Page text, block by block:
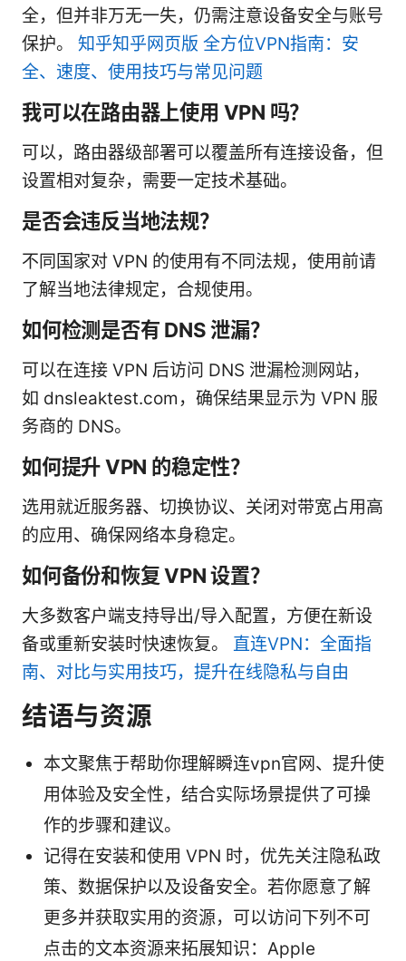
全，但并非万无一失，仍需注意设备安全与账号
保护。 知乎知乎网页版 全方位VPN指南：安
全、速度、使用技巧与常见问题
我可以在路由器上使用 VPN 吗？
可以，路由器级部署可以覆盖所有连接设备，但
设置相对复杂，需要一定技术基础。
是否会违反当地法规？
不同国家对 VPN 的使用有不同法规，使用前请
了解当地法律规定，合规使用。
如何检测是否有 DNS 泄漏？
可以在连接 VPN 后访问 DNS 泄漏检测网站，
如 dnsleaktest.com，确保结果显示为 VPN 服
务商的 DNS。
如何提升 VPN 的稳定性？
选用就近服务器、切换协议、关闭对带宽占用高
的应用、确保网络本身稳定。
如何备份和恢复 VPN 设置？
大多数客户端支持导出/导入配置，方便在新设
备或重新安装时快速恢复。 直连VPN：全面指
南、对比与实用技巧，提升在线隐私与自由
结语与资源
本文聚焦于帮助你理解瞬连vpn官网、提升使
用体验及安全性，结合实际场景提供了可操
作的步骤和建议。
记得在安装和使用 VPN 时，优先关注隐私政
策、数据保护以及设备安全。若你愿意了解
更多并获取实用的资源，可以访问下列不可
点击的文本资源来拓展知识：Apple